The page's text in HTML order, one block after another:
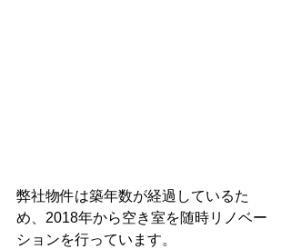
弊社物件は築年数が経過しているた
め、2018年から空き室を随時リノベー
ションを行っています。